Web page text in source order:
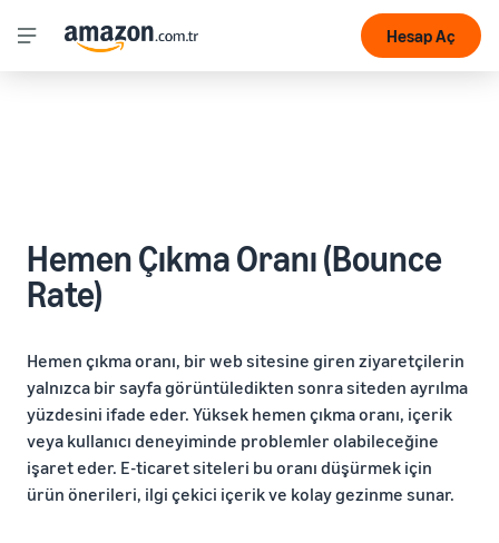
Hesap Aç
Hemen Çıkma Oranı (Bounce
Rate)
Hemen çıkma oranı, bir web sitesine giren ziyaretçilerin
yalnızca bir sayfa görüntüledikten sonra siteden ayrılma
yüzdesini ifade eder. Yüksek hemen çıkma oranı, içerik
veya kullanıcı deneyiminde problemler olabileceğine
işaret eder. E-ticaret siteleri bu oranı düşürmek için
ürün önerileri, ilgi çekici içerik ve kolay gezinme sunar.